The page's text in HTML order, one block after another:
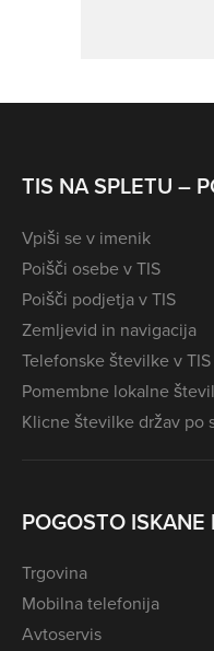
TIS NA SPLETU –
Vpiši se v imenik
Poišči osebe v TIS
Poišči podjetja v TIS
Zemljevid in navigacija
Telefonske številke v TIS
Pomembne lokalne
Klicne številke držav po
POGOSTO
Trgovina
Mobilna telefonija
Avtoservis